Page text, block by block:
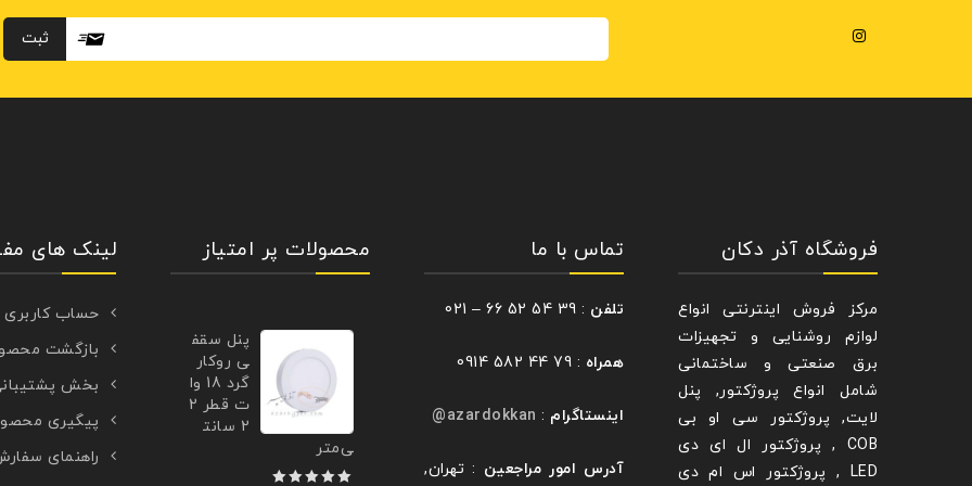
فروشگاه آذر دکان
مرکز فروش اینترنتی انواع
لوازم روشنایی و تجهیزات
برق صنعتی و ساختمانی
شامل انواع پروژکتور, پنل
لایت, پروژکتور سی او بی
COB , پروژکتور ال ای دی
LED , پروژکتور اس ام دی
تماس با ما
تلفن : 39 54 52 66 – 021
همراه : 79 44 582 0914
اینستاگرام :
azardokkan@
آدرس امور مراجعین : تهران,
محصولات پر امتیاز
پنل سقف
ی روکار
گرد 18 وا
ت قطر 2
2 سانت
ی‌متر
لینک های
حساب کاربری
بازگشت
بخش
پیگیری
راهنمای